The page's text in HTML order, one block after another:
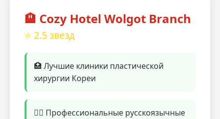
🏨 Cozy Hotel Wolgot Branch
⭐ 2.5 звезд
🏥 Лучшие клиники пластической
хирургии Кореи
👨‍⚕️ Профессиональные русскоязычные